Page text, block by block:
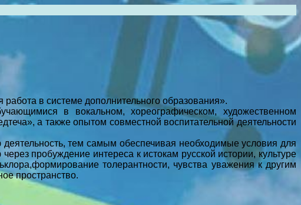
работа в системе дополнительного образования».
в вокальном, хореографическом, художественном
а также опытом совместной воспитательной деятельности
тем самым обеспечивая необходимые условия для
пробуждение интереса к истокам русской истории, культуре
толерантности, чувства уважения к другим
пространство.